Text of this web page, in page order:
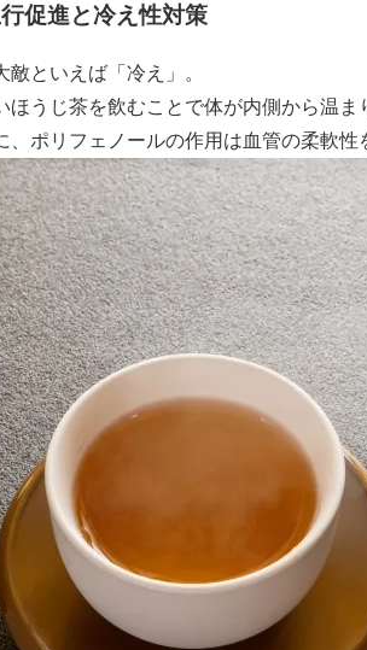
促進と冷え性対策
敵といえば「冷え」。
ほうじ茶を飲むことで体が内側から温ま
、ポリフェノールの作用は血管の柔軟